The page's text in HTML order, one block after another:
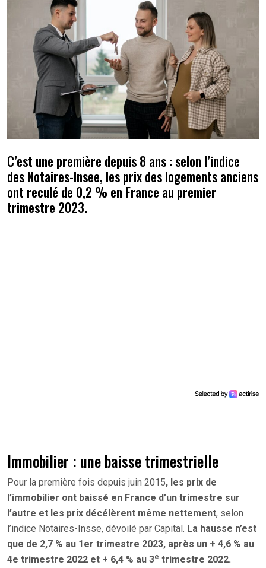
C’est une première depuis 8 ans : selon l’indice
des Notaires-Insee, les prix des logements anciens
ont reculé de 0,2 % en France au premier
trimestre 2023.
Immobilier : une baisse trimestrielle
Pour la première fois depuis juin 2015, les prix de
l’immobilier ont baissé en France d’un trimestre sur
l’autre et les prix décélèrent même nettement, selon
l’indice Notaires-Insse, dévoilé par Capital. La hausse n’est
que de 2,7 % au 1er trimestre 2023, après un + 4,6 % au
4e trimestre 2022 et + 6,4 % au 3e trimestre 2022.